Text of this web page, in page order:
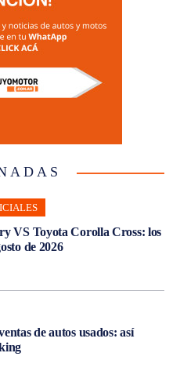
VS Toyota Corolla Cross: los
de 2026
de autos usados: así